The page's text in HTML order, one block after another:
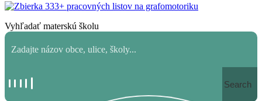
Vyhľadať materskú školu
Search